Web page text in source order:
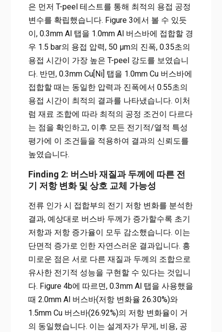
은 먼저 T-peel 테스트를 통해 최적의 용접 공정
변수를 확립했습니다. Figure 3에서 볼 수 있듯
이, 0.3mm Al 탭을 1.0mm Al 버스바에 접합할 경
우 1.5 bar의 용접 압력, 50 µm의 진폭, 0.35초의
용접 시간이 가장 높은 T-peel 강도를 보였습니
다. 반면, 0.3mm Cu[Ni] 탭을 1.0mm Cu 버스바에
접합할 때는 동일한 압력과 진폭에서 0.55초의
용접 시간이 최적의 결과를 나타냈습니다. 이처
럼 재료 조합에 따라 최적의 공정 조건이 다르다
는 점을 확인하고, 이후 모든 전기적/열적 특성
평가에 이 조건들을 적용하여 결과의 신뢰도를
높였습니다.
Finding 2: 버스바 재질과 두께에 따른 전
기 저항 변화 및 상호 교체 가능성
전류 인가 시 접합부의 전기 저항 변화를 분석한
결과, 예상대로 버스바 두께가 증가할수록 초기
저항과 저항 증가율이 모두 감소했습니다. 이는
단면적 증가로 인한 자연스러운 결과입니다. 흥
미로운 점은 서로 다른 재질과 두께의 조합으로
유사한 전기적 성능을 구현할 수 있다는 것입니
다. Figure 4b에 따르면, 0.3mm Al 탭을 사용했을
때 2.0mm Al 버스바(저항 변화율 26.30%)와
1.5mm Cu 버스바(26.92%)의 저항 변화율이 거
의 동일했습니다. 이는 설계자가 무게, 비용, 공